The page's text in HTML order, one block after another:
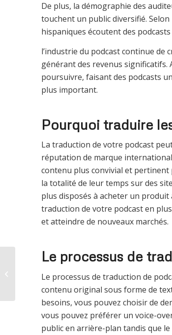
De plus, la démographie des
touchent un public diversifié.
hispaniques écoutent des
l’industrie du podcast continue de
générant des revenus significatifs.
poursuivre, faisant des podcasts
plus important.
Pourquoi traduire
La traduction de votre podcast
réputation de marque
contenu plus convivial et pertinent
la totalité de leur temps sur des
plus disposés à acheter un
traduction de votre podcast en
et atteindre de nouveaux marchés.
Le processus de
Le processus de traduction de
contenu original sous forme de
besoins, vous pouvez choisir de
vous pouvez préférer un voice-
public en arrière-plan tandis que
10 idées de contenu
pour l’audioguide de
votre Musée